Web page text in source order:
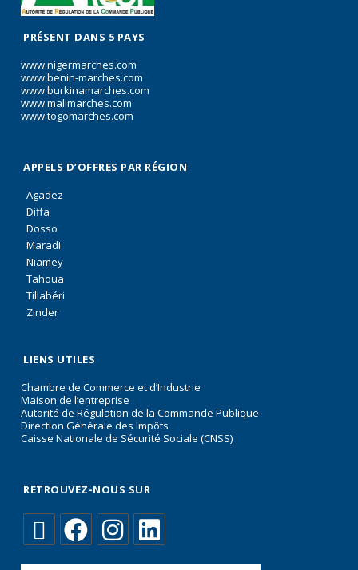
PRÉSENT DANS 5 PAYS
www.nigermarches.com
www.benin-marches.com
www.burkinamarches.com
www.malimarches.com
www.togomarches.com
APPELS D’OFFRES PAR RÉGION
Agadez
Diffa
Dosso
Maradi
Niamey
Tahoua
Tillabéri
Zinder
LIENS UTILES
Chambre de Commerce et d’Industrie
Maison de l’entreprise
Autorité de Régulation de la Commande Publique
Direction Générale des Impôts
Caisse Nationale de Sécurité Sociale (CNSS)
RETROUVEZ-NOUS SUR